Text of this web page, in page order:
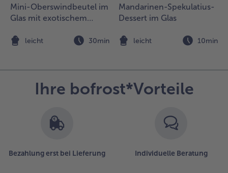
Mini-Oberswindbeutel im
Glas mit exotischem
leicht 30min
Mandarinen-Spekulatius-
Dessert im Glas
leicht 10min
Ihre bofrost*Vorteile
Bezahlung erst bei Lieferung Individuelle Beratung